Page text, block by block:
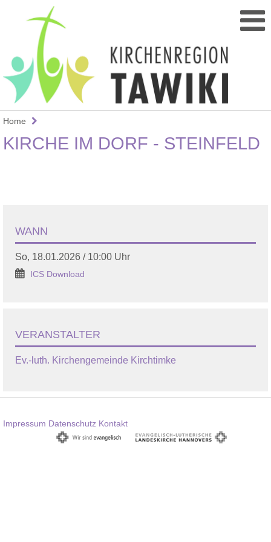
Home
KIRCHE IM DORF - STEINFELD
WANN
So, 18.01.2026 / 10:00 Uhr
ICS Download
VERANSTALTER
Ev.-luth. Kirchengemeinde Kirchtimke
Impressum Datenschutz Kontakt